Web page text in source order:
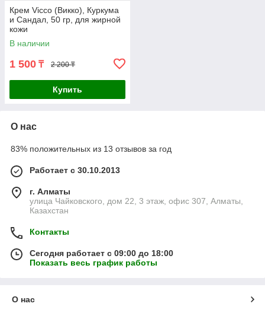
Крем Vicco (Викко), Куркума
и Сандал, 50 гр, для жирной
кожи
В наличии
1 500 ₸ 2 200 ₸
Купить
О нас
83% положительных из 13 отзывов за год
Работает с 30.10.2013
г. Алматы
улица Чайковского, дом 22, 3 этаж, офис 307, Алматы,
Казахстан
Контакты
Сегодня работает с 09:00 до 18:00
Показать весь график работы
О нас